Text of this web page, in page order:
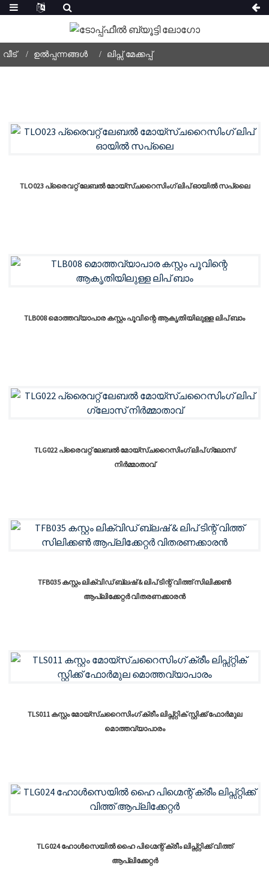
വീട് ഉൽപ്പന്നങ്ങൾ ലിപ്സ് മേക്കപ്പ്
TLO023 പ്രൈവറ്റ് ലേബൽ മോയ്സ്ചറൈസിംഗ് ലിപ് ഓയിൽ സപ്ലൈ
TLB008 മൊത്തവ്യാപാര കസ്റ്റം പൂവിന്റെ ആകൃതിയിലുള്ള ലിപ് ബാം
TLG022 പ്രൈവറ്റ് ലേബൽ മോയ്സ്ചറൈസിംഗ് ലിപ് ഗ്ലോസ്
നിർമ്മാതാവ്
TFB035 കസ്റ്റം ലിക്വിഡ് ബ്ലഷ് & ലിപ് ടിന്റ് വിത്ത് സിലിക്കൺ
ആപ്ലിക്കേറ്റർ വിതരണക്കാരൻ
TLS011 കസ്റ്റം മോയ്സ്ചറൈസിംഗ് ക്രീം ലിപ്സ്റ്റിക് സ്റ്റിക്ക് ഫോർമുല
മൊത്തവ്യാപാരം
TLG024 ഹോൾസെയിൽ ഹൈ പിഗ്മെന്റ് ക്രീം ലിപ്സ്റ്റിക്ക് വിത്ത്
ആപ്ലിക്കേറ്റർ